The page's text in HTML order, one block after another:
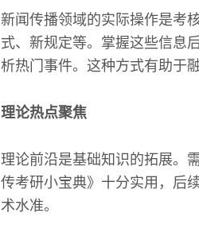
新闻传播领域的实际操作是考
式、新规定等。掌握这些信息
析热门事件。这种方式有助于
理论热点聚焦
理论前沿是基础知识的拓展。
传考研小宝典》十分实用，后
术水准。